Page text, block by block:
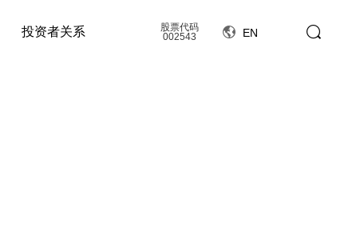
投资者关系
股票代码
002543
EN